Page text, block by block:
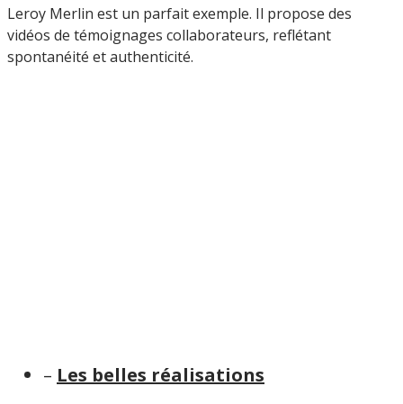
Leroy Merlin est un parfait exemple. Il propose des
vidéos de témoignages collaborateurs, reflétant
spontanéité et authenticité.
– Les belles réalisations